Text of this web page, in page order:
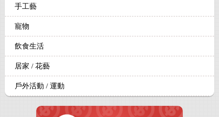
手工藝
寵物
飲食生活
居家 / 花藝
戶外活動 / 運動